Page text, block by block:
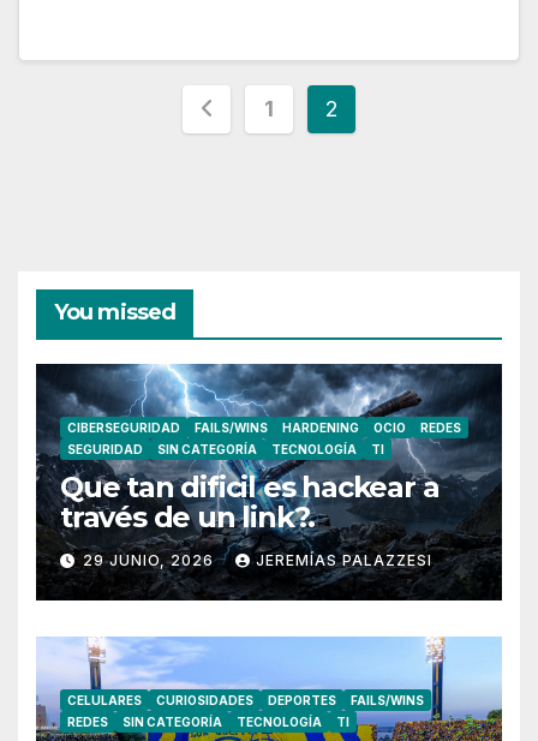
Paginación
1 2
You missed
CIBERSEGURIDAD FAILS/WINS HARDENING OCIO
REDES
SEGURIDAD
SIN CATEGORÍA TECNOLOGÍA TI
Que tan dificil es hackear a
través de un link?.
29 JUNIO, 2026 JEREMÍAS PALAZZESI
CELULARES CURIOSIDADES DEPORTES
FAILS/WINS
REDES
SIN CATEGORÍA TECNOLOGÍA TI